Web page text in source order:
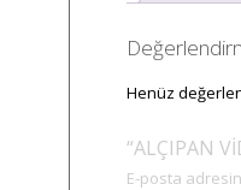
Henüz
“ALÇIPAN
E-posta